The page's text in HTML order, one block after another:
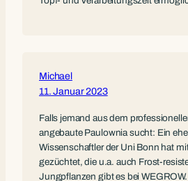
Michael
11. Januar 2023
Falls jemand aus dem
angebaute Paulownia sucht: Ein
Wissenschaftler der Uni Bonn hat
gezüchtet, die u.a. auch Frost-
Jungpflanzen gibt es bei